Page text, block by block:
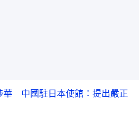
華 中國駐日本使館：提出嚴正